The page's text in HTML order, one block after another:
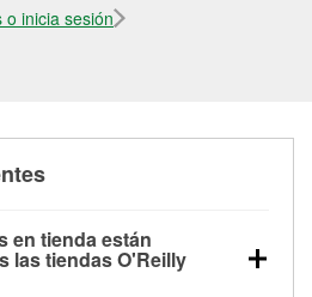
o inicia sesión
en tienda están
las tiendas O'Reilly